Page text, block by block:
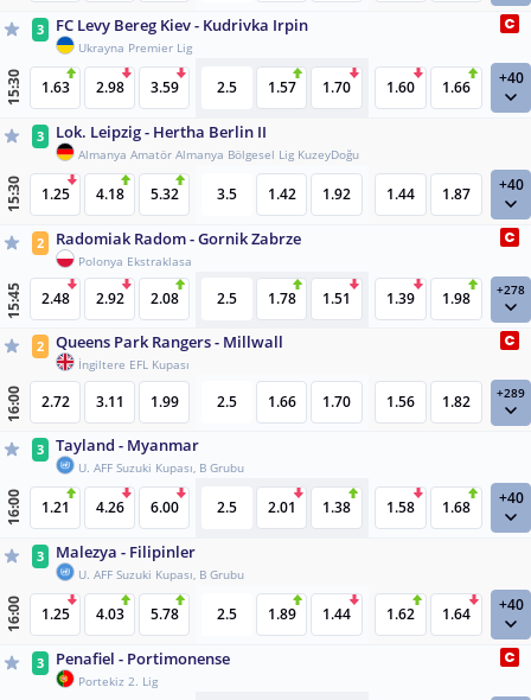
3 FC Levy Bereg Kiev - Kudrivka Irpin
Ukrayna Premier Lig
15:30 1.63 2.98 3.59 2.5 1.57 1.70 1.60 1.66 +40
3 Lok. Leipzig - Hertha Berlin II
Almanya Amatör Almanya Bölgesel Lig KuzeyDoğu
15:30 1.25 4.18 5.32 3.5 1.42 1.92 1.44 1.87 +40
2 Radomiak Radom - Gornik Zabrze
Polonya Ekstraklasa
15:45 2.48 2.92 2.08 2.5 1.78 1.51 1.39 1.98 +278
2 Queens Park Rangers - Millwall
İngiltere EFL Kupası
16:00 2.72 3.11 1.99 2.5 1.66 1.70 1.56 1.82 +289
3 Tayland - Myanmar
U. AFF Suzuki Kupası, B Grubu
16:00 1.21 4.26 6.00 2.5 2.01 1.38 1.58 1.68 +40
3 Malezya - Filipinler
U. AFF Suzuki Kupası, B Grubu
16:00 1.25 4.03 5.78 2.5 1.89 1.44 1.62 1.64 +40
3 Penafiel - Portimonense
Portekiz 2. Lig